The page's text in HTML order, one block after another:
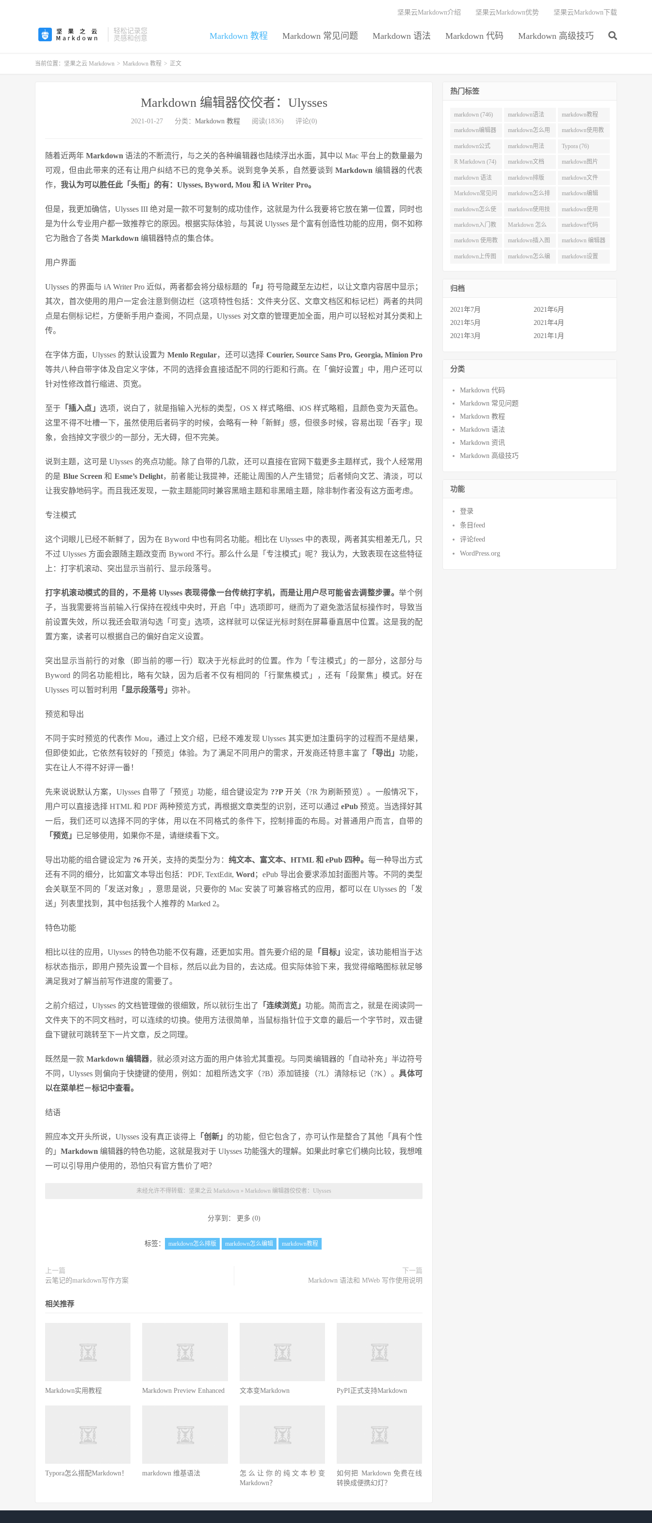
轻松记录您
灵感和创意
Markdown 教程 Markdown 常见问题 Markdown 语法 Markdown 代码 Markdown 高级技巧
坚果云Markdown介绍 坚果云Markdown优势 坚果云Markdown下载
当前位置： 坚果之云 Markdown > Markdown 教程 > 正文
Markdown 编辑器佼佼者：Ulysses
2021-01-27 分类： Markdown 教程 阅读(1836) 评论(0)
随着近两年Markdown 语法的不断流行，与之关的各种编辑器也陆续浮出水面，其中以 Mac 平台上的数量最为
可观，但由此带来的还有让用户纠结不已的竞争关系。说到竞争关系，自然要谈到Markdown 编辑器的代表
作， 我认为可以胜任此「头衔」的有：Ulysses, Byword, Mou 和 iA Writer Pro。
但是，我更加确信，Ulysses III 绝对是一款不可复制的成功佳作，这就是为什么我要将它放在第一位置，同时也
是为什么专业用户都一致推荐它的原因。根据实际体验，与其说 Ulysses 是个富有创造性功能的应用，倒不如称
它为融合了各类 Markdown 编辑器特点的集合体。
用户界面
Ulysses 的界面与 iA Writer Pro 近似，两者都会将分级标题的 「#」 符号隐藏至左边栏，以让文章内容居中显示；
其次，首次使用的用户一定会注意到侧边栏（这项特性包括：文件夹分区、文章文档区和标记栏）两者的共同
点是右侧标记栏，方便新手用户查阅，不同点是，Ulysses 对文章的管理更加全面，用户可以轻松对其分类和上
传。
在字体方面，Ulysses 的默认设置为 Menlo Regular，还可以选择 Courier, Source Sans Pro, Georgia, Minion Pro
等共八种自带字体及自定义字体，不同的选择会直接适配不同的行距和行高。在「偏好设置」中，用户还可以
针对性修改首行缩进、页宽。
至于 「插入点」 选项，说白了，就是指输入光标的类型，OS X 样式略细、iOS 样式略粗，且颜色变为天蓝色。
这里不得不吐槽一下，虽然使用后者码字的时候，会略有一种「新鲜」感，但很多时候，容易出现「吞字」现
象，会挡掉文字很少的一部分，无大碍，但不完美。
说到主题，这可是 Ulysses 的亮点功能。除了自带的几款，还可以直接在官网下载更多主题样式，我个人经常用
的是 Blue Screen 和 Esme’s Delight，前者能让我提神，还能让周围的人产生错觉；后者倾向文艺、清淡，可以
让我安静地码字。而且我还发现，一款主题能同时兼容黑暗主题和非黑暗主题，除非制作者没有这方面考虑。
专注模式
这个词眼儿已经不新鲜了，因为在 Byword 中也有同名功能。相比在 Ulysses 中的表现，两者其实相差无几，只
不过 Ulysses 方面会跟随主题改变而 Byword 不行。那么什么是「专注模式」呢？我认为，大致表现在这些特征
上：打字机滚动、突出显示当前行、显示段落号。
打字机滚动模式的目的，不是将 Ulysses 表现得像一台传统打字机，而是让用户尽可能省去调整步骤。举个例
子，当我需要将当前输入行保持在视线中央时，开启「中」选项即可，继而为了避免激活鼠标操作时，导致当
前设置失效，所以我还会取消勾选「可变」选项，这样就可以保证光标时刻在屏幕垂直居中位置。这是我的配
置方案，读者可以根据自己的偏好自定义设置。
突出显示当前行的对象（即当前的哪一行）取决于光标此时的位置。作为「专注模式」的一部分，这部分与
Byword 的同名功能相比，略有欠缺，因为后者不仅有相同的「行聚焦模式」，还有「段聚焦」模式。好在
Ulysses 可以暂时利用
「显示段落号」 弥补。
预览和导出
不同于实时预览的代表作 Mou，通过上文介绍，已经不难发现 Ulysses 其实更加注重码字的过程而不是结果，
但即使如此，它依然有较好的「预览」体验。为了满足不同用户的需求，开发商还特意丰富了
「导出」 功能，
实在让人不得不好评一番！
先来说说默认方案，Ulysses 自带了「预览」功能，组合键设定为 ??P开关（?R 为刷新预览）。一般情况下，
用户可以直接选择 HTML 和 PDF 两种预览方式，再根据文章类型的识别，还可以通过ePub 预览。当选择好其
一后，我们还可以选择不同的字体，用以在不同格式的条件下，控制排面的布局。对普通用户而言，自带的
「预览」
已足够使用，如果你不是，请继续看下文。
导出功能的组合键设定为 ?6开关，支持的类型分为： 纯文本、富文本、HTML 和 ePub 四种。 每一种导出方式
还有不同的细分，比如富文本导出包括：PDF, TextEdit,Word ；ePub 导出会要求添加封面图片等。不同的类型
会关联至不同的「发送对象」，意思是说，只要你的 Mac 安装了可兼容格式的应用，都可以在 Ulysses 的「发
送」列表里找到，其中包括我个人推荐的 Marked 2。
特色功能
相比以往的应用，Ulysses 的特色功能不仅有趣，还更加实用。首先要介绍的是 「目标」设定，该功能相当于达
标状态指示，即用户预先设置一个目标，然后以此为目的，去达成。但实际体验下来，我觉得缩略图标就足够
满足我对了解当前写作进度的需要了。
之前介绍过，Ulysses 的文档管理做的很细致，所以就衍生出了 「连续浏览」功能。简而言之，就是在阅读同一
文件夹下的不同文档时，可以连续的切换。使用方法很简单，当鼠标指针位于文章的最后一个字节时，双击键
盘下键就可跳转至下一片文章，反之同理。
既然是一款 Markdown 编辑器，就必须对这方面的用户体验尤其重视。与同类编辑器的「自动补充」半边符号
不同，Ulysses 则偏向于快捷键的使用，例如：加粗所选文字（?B）添加链接（?L）清除标记（?K）。具体可
以在菜单栏－标记中查看。
结语
照应本文开头所说，Ulysses 没有真正谈得上 「创新」 的功能，但它包含了，亦可认作是整合了其他「具有个性
的」 Markdown 编辑器的特色功能，这就是我对于 Ulysses 功能强大的理解。如果此时拿它们横向比较，我想唯
一可以引导用户使用的，恐怕只有官方售价了吧？
未经允许不得转载： 坚果之云 Markdown » Markdown 编辑器佼佼者：Ulysses
分享到： 更多 (0)
标签： markdown怎么排版 markdown怎么编辑 markdown教程
上一篇
云笔记的markdown写作方案
下一篇
Markdown 语法和 MWeb 写作使用说明
相关推荐
Markdown实用教程 Markdown Preview Enhanced 文本变Markdown PyPI正式支持Markdown
Typora怎么搭配Markdown！ markdown 维基语法
怎么让你的纯文本秒变
Markdown？
如何把 Markdown 免费在线
转换成便携幻灯？
热门标签
markdown (746) markdown语法
(292)
markdown教程
(215)
markdown编辑器
(212)
markdown怎么用
(130)
markdown使用教
程 (106)
markdown公式
(101)
markdown用法
(83)
Typora (76)
R Markdown (74) markdown文档
(73)
markdown图片
(70)
markdown 语法
(62)
markdown排版
(62)
markdown文件
(55)
Markdown常见问
题 (54)
markdown怎么排
版 (52)
markdown编辑
(51)
markdown怎么使
用 (49)
markdown使用技
巧 (49)
markdown使用
(42)
markdown入门教
程 (40)
Markdown 怎么
用 (38)
markdown代码
(35)
markdown 使用教
程 (30)
markdown插入图
片 (29)
markdown 编辑器
(28)
markdown上传图 markdown怎么编 markdown设置
归档
2021年7月
2021年6月
2021年5月
2021年4月
2021年3月
2021年1月
分类
Markdown 代码
Markdown 常见问题
Markdown 教程
Markdown 语法
Markdown 资讯
Markdown 高级技巧
功能
登录
条目feed
评论feed
WordPress.org